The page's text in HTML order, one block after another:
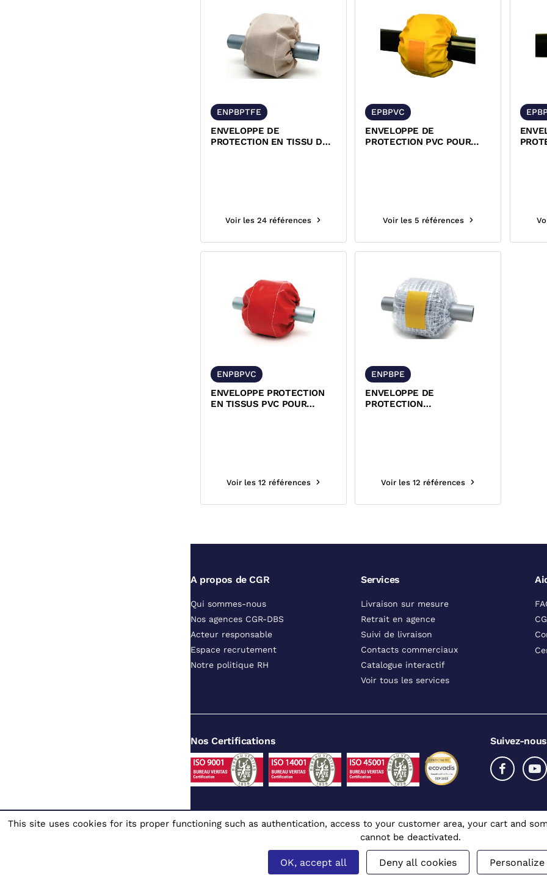
ENPBPTFE
ENVELOPPE DE
PROTECTION EN TISSU DE
Voir les 24 références
EPBPVC
ENVELOPPE DE
PROTECTION PVC POUR
Voir les 5 références
ENPBPVC
ENVELOPPE PROTECTION
EN TISSUS PVC POUR
Voir les 12 références
ENPBPE
ENVELOPPE DE
PROTECTION
Voir les 12 références
A propos de CGR
Qui sommes-nous
Nos agences CGR-DBS
Acteur responsable
Espace recrutement
Notre politique RH
Services
Livraison sur mesure
Retrait en agence
Suivi de livraison
Contacts commerciaux
Catalogue interactif
Voir tous les services
Nos Certifications Suivez-
© 1980 - 2026 CGR - Tous droits réservés Mentions légales Prix affichés en euros et hors
This site uses cookies for its proper functioning such as authentication, access to your customer area, your cart and
cannot be deactivated.
OK, accept all Deny all cookies Personalize